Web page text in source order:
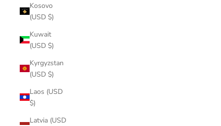
Kosovo
(USD $)
Kuwait
(USD $)
Kyrgyzstan
(USD $)
Laos (USD
$)
Latvia (USD